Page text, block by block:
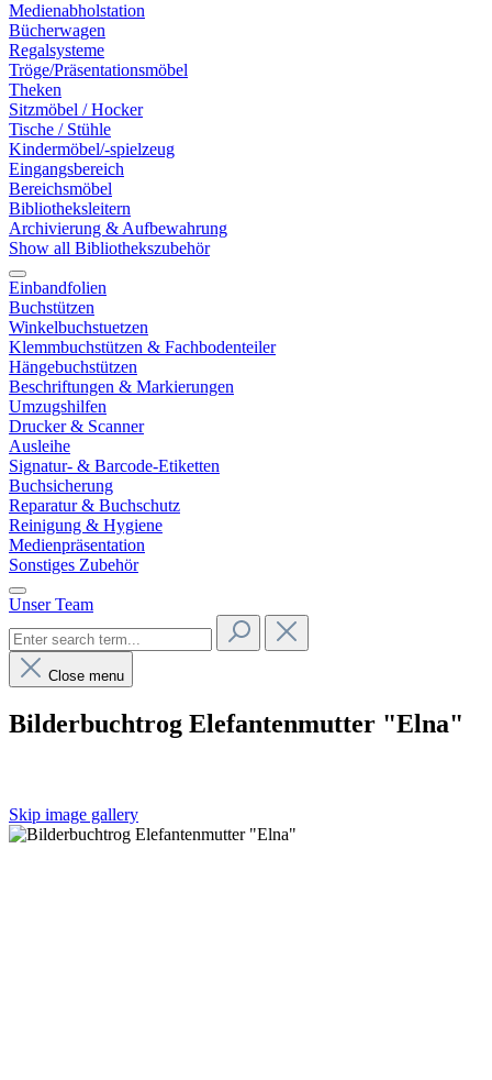
Medienabholstation
Bücherwagen
Regalsysteme
Tröge/Präsentationsmöbel
Theken
Sitzmöbel / Hocker
Tische / Stühle
Kindermöbel/-spielzeug
Eingangsbereich
Bereichsmöbel
Bibliotheksleitern
Archivierung & Aufbewahrung
Show all Bibliothekszubehör
Einbandfolien
Buchstützen
Winkelbuchstuetzen
Klemmbuchstützen & Fachbodenteiler
Hängebuchstützen
Beschriftungen & Markierungen
Umzugshilfen
Drucker & Scanner
Ausleihe
Signatur- & Barcode-Etiketten
Buchsicherung
Reparatur & Buchschutz
Reinigung & Hygiene
Medienpräsentation
Sonstiges Zubehör
Unser Team
Close menu
Bilderbuchtrog Elefantenmutter "Elna"
Skip image gallery